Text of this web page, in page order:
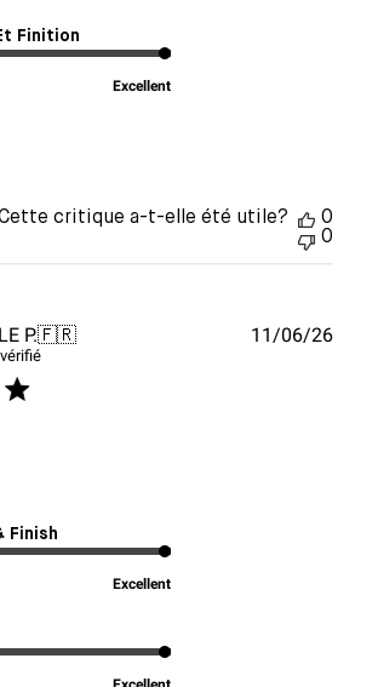
Finition
Excellent
critique a-t-elle été utile?
0
0
P.🇫🇷
Finish
Excellent
Date
11/06/26